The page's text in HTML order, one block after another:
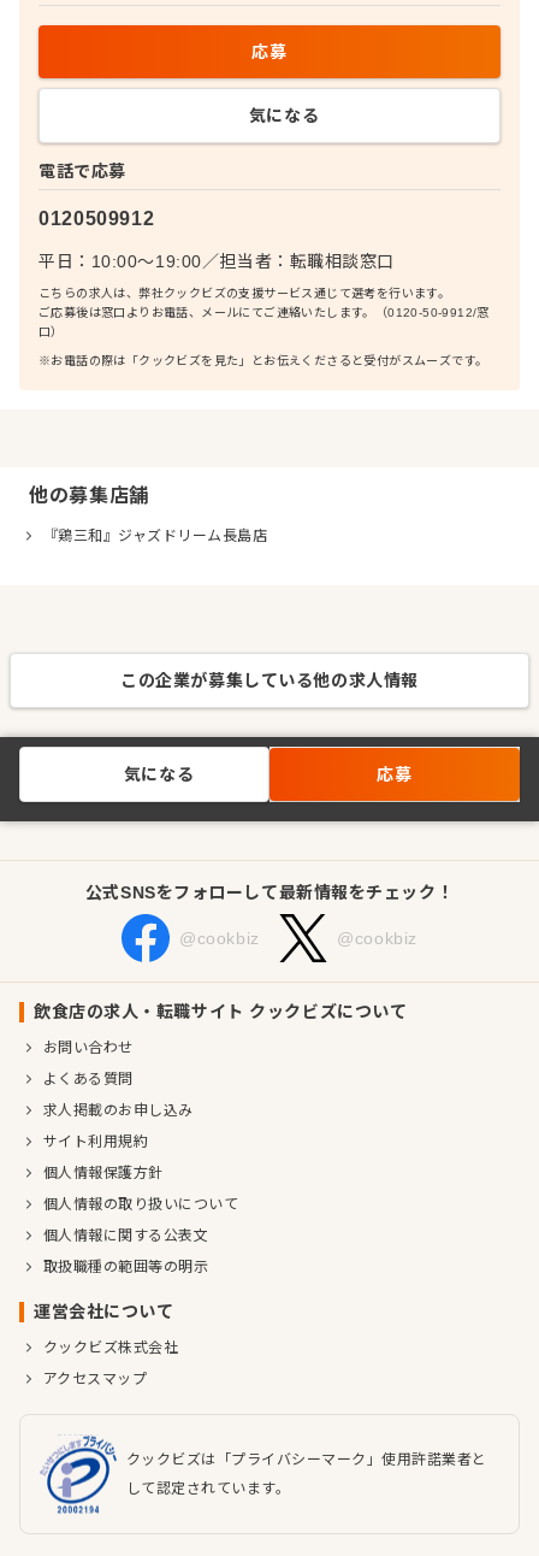
電話で応募
0120509912
平日：10:00〜19:00／担当者： 転職相談窓口
こちらの求人は、弊社クックビズの支援サービス通じて選考を行います。
ご応募後は窓口よりお電話、メールにてご連絡いたします。（0120-50-9912/窓
口）
※お電話の際は「クックビズを見た」とお伝えくださると受付がスムーズです。
応募
気になる
他の募集店舗
『鶏三和』ジャズドリーム長島店
この企業が募集している他の求人情報
気になる 応募
公式SNSをフォローして最新情報をチェック！
@cookbiz @cookbiz
飲食店の求人・転職サイト クックビズについて
お問い合わせ
よくある質問
求人掲載のお申し込み
サイト利用規約
個人情報保護方針
個人情報の取り扱いについて
個人情報に関する公表文
取扱職種の範囲等の明示
運営会社について
クックビズ株式会社
アクセスマップ
クックビズは「プライバシーマーク」使用許諾業者と
して認定されています。